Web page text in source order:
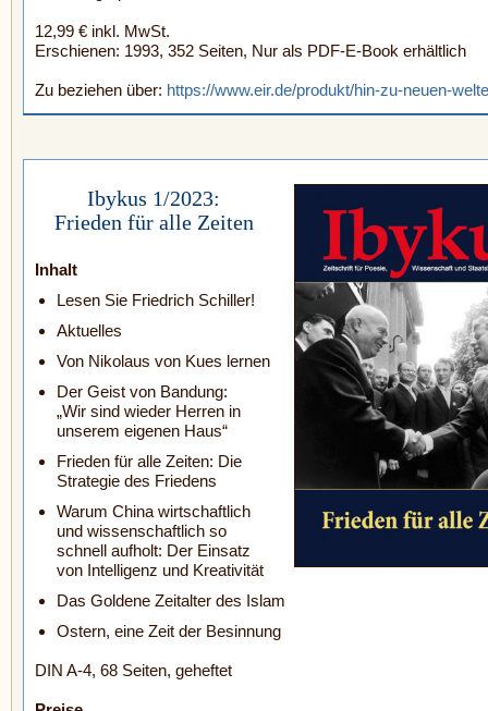
12,99 € inkl. MwSt.
Erschienen: 1993, 352 Seiten, Nur als PDF-E-Book erhältlich
Zu beziehen über: https://www.eir.de/produkt/hin-zu-neuen-
Ibykus 1/2023:
Frieden für alle Zeiten
Inhalt
Lesen Sie Friedrich Schiller!
Aktuelles
Von Nikolaus von Kues lernen
Der Geist von Bandung:
„Wir sind wieder Herren in
unserem eigenen Haus“
Frieden für alle Zeiten: Die
Strategie des Friedens
Warum China wirtschaftlich
und wissenschaftlich so
schnell aufholt: Der Einsatz
von Intelligenz und Kreativität
Das Goldene Zeitalter des Islam
Ostern, eine Zeit der Besinnung
DIN A-4, 68 Seiten, geheftet